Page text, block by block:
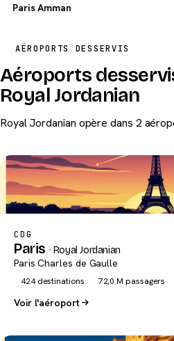
Paris Amman
AÉROPORTS DESSERVIS
Aéroports
Royal Jordanian
Royal Jordanian opère dans 2
CDG
Paris · Royal Jordanian
Paris Charles de Gaulle
424 destinations 72,0 M passagers
Voir l'aéroport